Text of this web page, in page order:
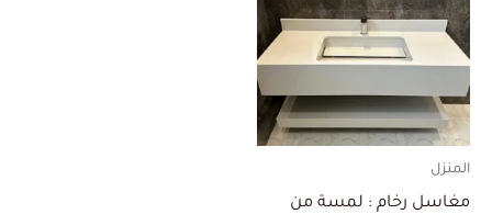
المنزل
مغاسل رخام : لمسة من